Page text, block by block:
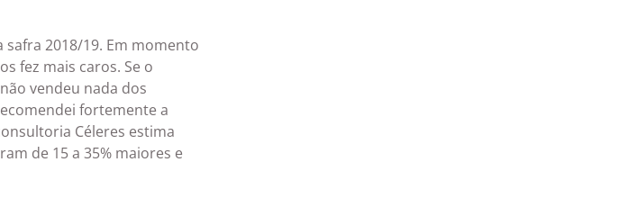
2018/19. Em momento
fez mais caros. Se o
vendeu nada dos
fortemente a
Céleres estima
de 15 a 35% maiores e